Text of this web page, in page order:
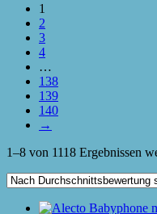
1
2
3
4
…
138
139
140
→
1–8 von 1118 Ergebnissen